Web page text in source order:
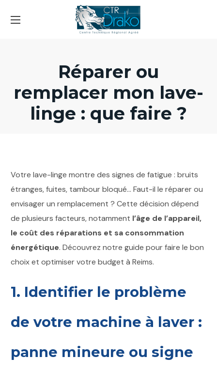
Réparer ou
remplacer mon lave-
linge : que faire ?
Votre lave-linge montre des signes de fatigue : bruits
étranges, fuites, tambour bloqué… Faut-il le réparer ou
envisager un remplacement ? Cette décision dépend
de plusieurs facteurs, notamment l’âge de l’appareil,
le coût des réparations et sa consommation
énergétique. Découvrez notre guide pour faire le bon
choix et optimiser votre budget à Reims.
1. Identifier le problème
de votre machine à laver :
panne mineure ou signe